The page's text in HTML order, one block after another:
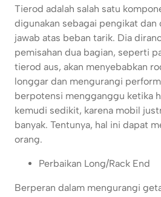
Tierod adalah salah satu
digunakan sebagai pengikat
jawab atas beban tarik. Dia
pemisahan dua bagian, seperti
tierod aus, akan menyebabkan
longgar dan mengurangi
berpotensi mengganggu ketika
kemudi sedikit, karena mobil
banyak. Tentunya, hal ini dapat
orang.
Perbaikan Long/Rack End
Berperan dalam mengurangi